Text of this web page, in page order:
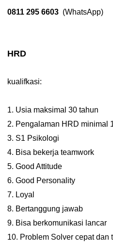
0811 295 6603 (WhatsApp)
HRD
kualifkasi:
1. Usia maksimal 30 tahun
2. Pengalaman HRD minimal
3. S1 Psikologi
4. Bisa bekerja teamwork
5. Good Attitude
6. Good Personality
7. Loyal
8. Bertanggung jawab
9. Bisa berkomunikasi lancar
10. Problem Solver cepat dan